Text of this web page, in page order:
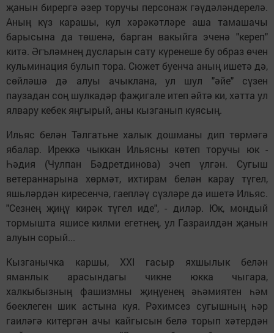
җанын бирергә әзер торучы персонаж гәүдәләндерелә.
Аның күз карашы, кул хәрәкәтләре аша тамашачы
барысына да төшенә, барган вакыйга эченә "кереп"
китә. Әгъләмнең дусларын сату күренеше бу образ өчен
кульминация булып тора. Сюжет буенча аның ишетә дә,
сөйләшә дә алуы ачыклана, ул шул "әйе" сүзен
паузадан соң шулкадәр фаҗигале итеп әйтә ки, хәтта ул
ялвару кебек яңгырый, аны кызганып куясың.
Ильяс белән Тәлгатьне халык дошманы дип төрмәгә
ябалар. Иреккә чыккан Ильясны көтеп торучы юк -
Һәдия (Чулпан Бәдретдинова) эчеп үлгән. Сугыш
ветераннарына хөрмәт, ихтирам белән карау түгел,
яшьләрдән киресенчә, гаепләү сүзләре дә ишетә Ильяс.
"Сезнең җиңү кирәк түгел иде", - диләр. Юк, мондый
тормышта яшисе килми егетнең, ул Газраилдән җанын
алуын сорый...
Кызганычка каршы, XXI гасыр яхшылык белән
яманлык арасындагы чикне юкка чыгара,
халкыбызның фашизмны җиңүенең әһәмиятен һәм
бөеклеген шик астына куя. Рәхимсез сугышның һәр
гаиләгә китергән ачы кайгысын белә торып хәтердән